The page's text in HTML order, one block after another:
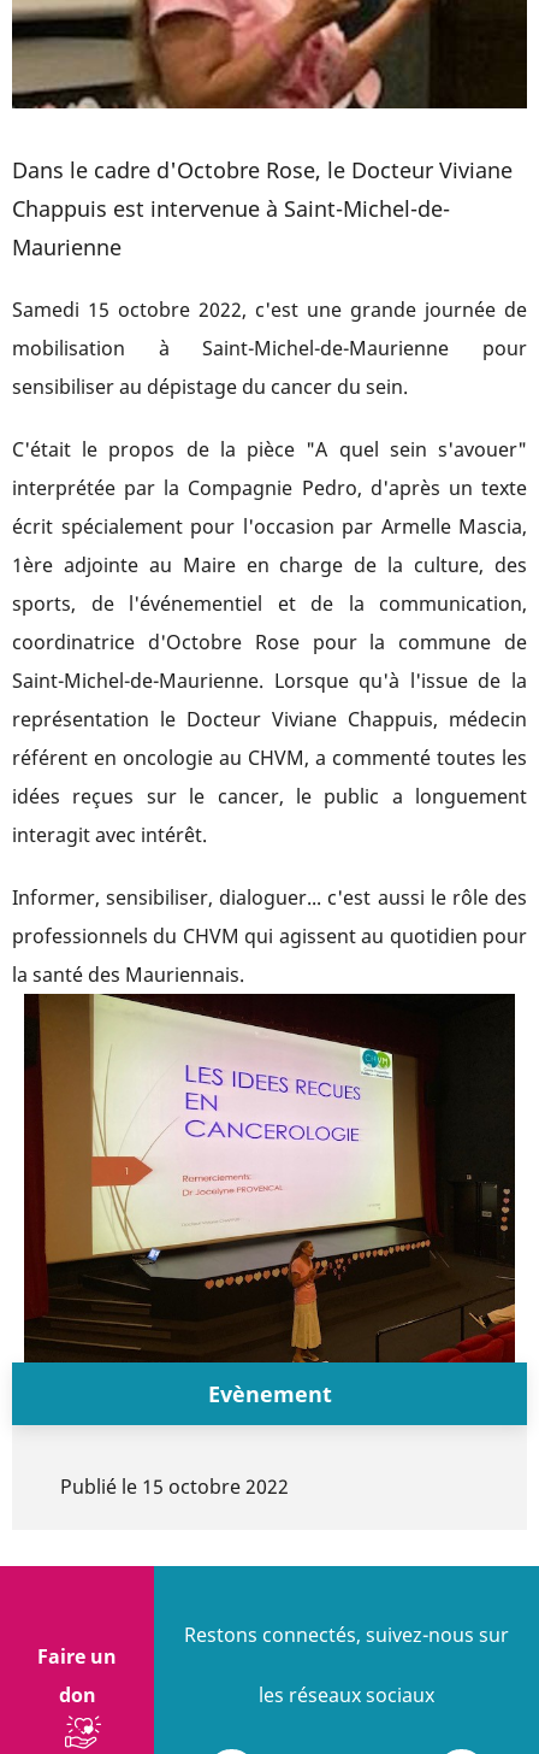
Dans le cadre d'Octobre Rose, le Docteur Viviane
Chappuis est intervenue à Saint-Michel-de-
Maurienne
Samedi 15 octobre 2022, c'est une grande journée de
mobilisation à Saint-Michel-de-Maurienne pour
sensibiliser au dépistage du cancer du sein.
C'était le propos de la pièce "A quel sein s'avouer"
interprétée par la Compagnie Pedro, d'après un texte
écrit spécialement pour l'occasion par Armelle Mascia,
1ère adjointe au Maire en charge de la culture, des
sports, de l'événementiel et de la communication,
coordinatrice d'Octobre Rose pour la commune de
Saint-Michel-de-Maurienne. Lorsque qu'à l'issue de la
représentation le Docteur Viviane Chappuis, médecin
référent en oncologie au CHVM, a commenté toutes les
idées reçues sur le cancer, le public a longuement
interagit avec intérêt.
Informer, sensibiliser, dialoguer... c'est aussi le rôle des
professionnels du CHVM qui agissent au quotidien pour
la santé des Mauriennais.
Evènement
Publié le 15 octobre 2022
Faire un
don
Restons connectés, suivez-nous sur
les réseaux sociaux